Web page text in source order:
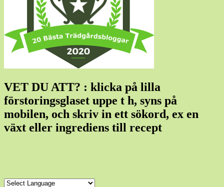
VET DU ATT? : klicka på lilla
förstoringsglaset uppe t h, syns på
mobilen, och skriv in ett sökord, ex en
växt eller ingrediens till recept